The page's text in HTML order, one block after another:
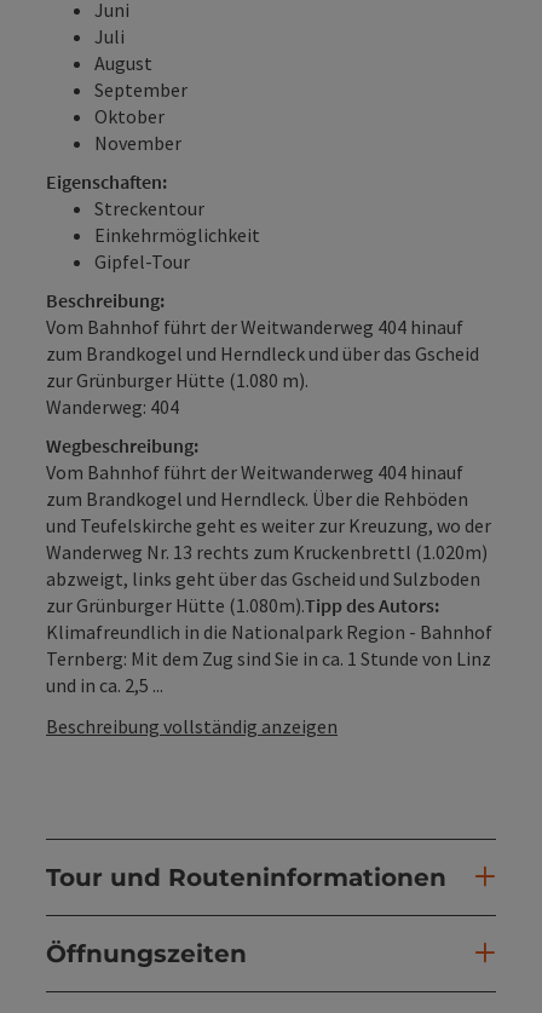
Juni
Juli
August
September
Oktober
November
Eigenschaften:
Streckentour
Einkehrmöglichkeit
Gipfel-Tour
Beschreibung:
Vom Bahnhof führt der Weitwanderweg 404 hinauf
zum Brandkogel und Herndleck und über das Gscheid
zur Grünburger Hütte (1.080 m).
Wanderweg: 404
Wegbeschreibung:
Vom Bahnhof führt der Weitwanderweg 404 hinauf
zum Brandkogel und Herndleck. Über die Rehböden
und Teufelskirche geht es weiter zur Kreuzung, wo der
Wanderweg Nr. 13 rechts zum Kruckenbrettl (1.020m)
abzweigt, links geht über das Gscheid und Sulzboden
zur Grünburger Hütte (1.080m).Tipp des Autors:
Klimafreundlich in die Nationalpark Region - Bahnhof
Ternberg: Mit dem Zug sind Sie in ca. 1 Stunde von Linz
und in ca. 2,5 ...
Beschreibung vollständig anzeigen
Tour und Routeninformationen
Öffnungszeiten